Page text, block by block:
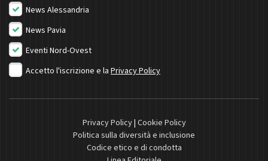
News Alessandria
News Pavia
Eventi Nord-Ovest
Accetto l'iscrizione e la Privacy Policy
Privacy Policy| Cookie Policy
Politica sulla diversità e inclusione
Codice etico e di condotta